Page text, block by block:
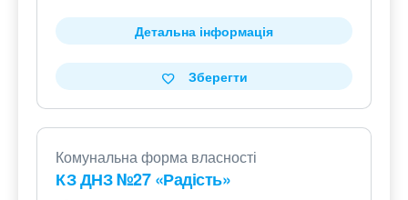
Детальна інформація
Зберегти
Комунальна форма власності
КЗ ДНЗ №27 «Радість»